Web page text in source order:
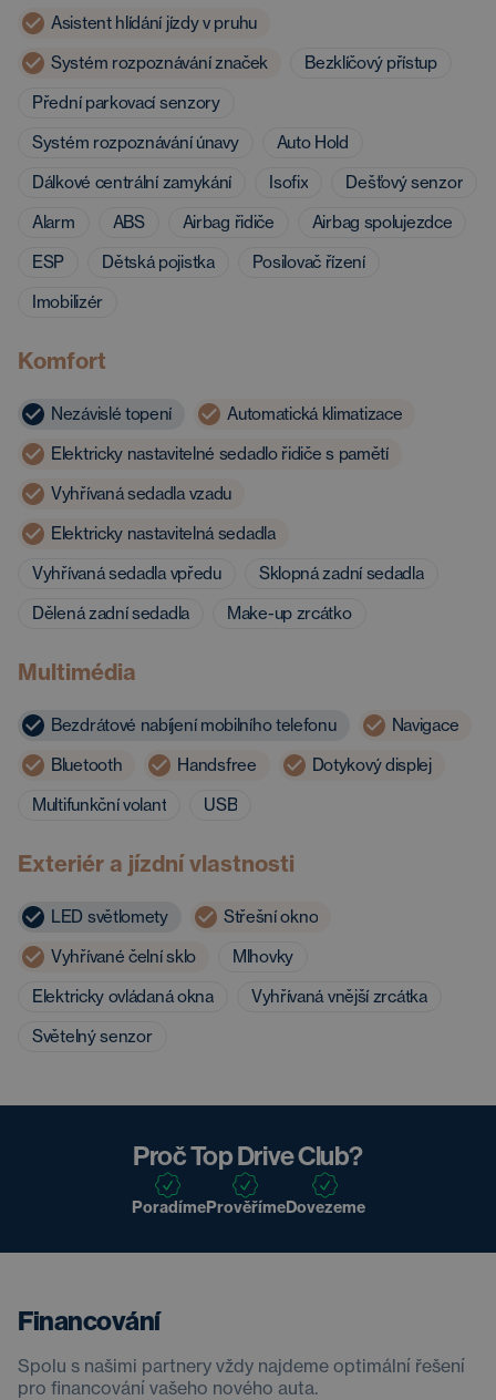
Asistent hlídání jízdy v pruhu
Systém rozpoznávání značek
Bezklíčový přístup
Přední parkovací senzory
Systém rozpoznávání únavy
Auto Hold
Dálkové centrální zamykání
Isofix
Dešťový senzor
Alarm
ABS Airbag řidiče
Airbag spolujezdce
ESP
Dětská pojistka
Posilovač řízení
Imobilizér
Komfort
Nezávislé topení
Automatická klimatizace
Elektricky nastavitelné sedadlo řidiče s pamětí
Vyhřívaná sedadla vzadu
Elektricky nastavitelná sedadla
Vyhřívaná sedadla vpředu
Sklopná zadní sedadla
Dělená zadní sedadla
Make-up zrcátko
Multimédia
Bezdrátové nabíjení mobilního telefonu
Navigace
Bluetooth
Handsfree
Dotykový displej
Multifunkční volant
USB
Exteriér a jízdní vlastnosti
LED světlomety
Střešní okno
Vyhřívané čelní sklo
Mlhovky
Elektricky ovládaná okna
Vyhřívaná vnější zrcátka
Světelný senzor
Proč Top Drive Club?
PoradímePrověřímeDovezeme
Financování
Spolu s našimi partnery vždy najdeme optimální řešení
pro financování vašeho nového auta.